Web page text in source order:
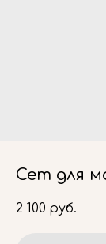
Сет для
2 100 руб.